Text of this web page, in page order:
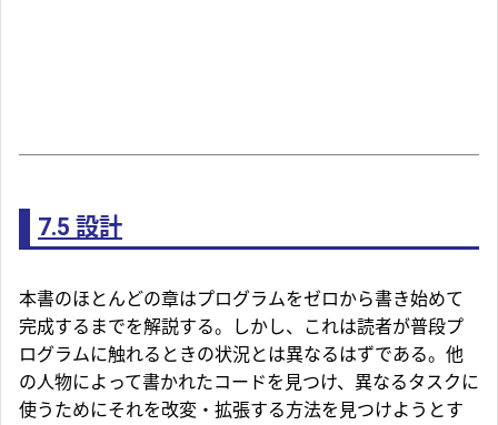
7.5 設計
本書のほとんどの章はプログラムをゼロから書き始めて
完成するまでを解説する。しかし、これは読者が普段プ
ログラムに触れるときの状況とは異なるはずである。他
の人物によって書かれたコードを見つけ、異なるタスクに
使うためにそれを改変・拡張する方法を見つけようとす